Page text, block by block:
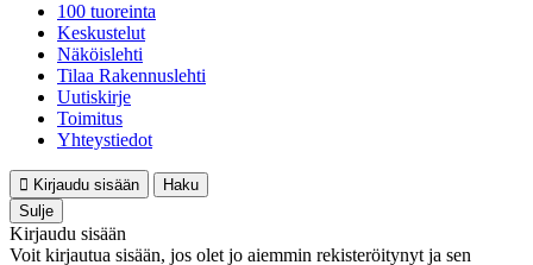
100 tuoreinta
Keskustelut
Näköislehti
Tilaa Rakennuslehti
Uutiskirje
Toimitus
Yhteystiedot
Kirjaudu sisään
Haku
Sulje
Kirjaudu sisään
Voit kirjautua sisään, jos olet jo aiemmin rekisteröitynyt ja sen